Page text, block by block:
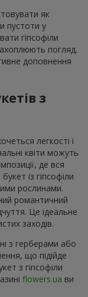
як
пустоти у
гіпсофіли
погляд.
доповнення
з
легкості і
квіти можуть
де вся
із гіпсофіли
рослинами.
романтичний
Це ідеальне
заходів.
з герберами або
що підійде
з гіпсофіли
flowers.ua ви